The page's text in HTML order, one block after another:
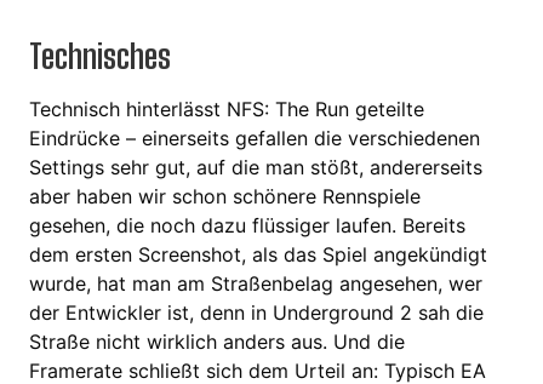
Technisches
Technisch hinterlässt NFS: The Run geteilte
Eindrücke – einerseits gefallen die verschiedenen
Settings sehr gut, auf die man stößt, andererseits
aber haben wir schon schönere Rennspiele
gesehen, die noch dazu flüssiger laufen. Bereits
dem ersten Screenshot, als das Spiel angekündigt
wurde, hat man am Straßenbelag angesehen, wer
der Entwickler ist, denn in Underground 2 sah die
Straße nicht wirklich anders aus. Und die
Framerate schließt sich dem Urteil an: Typisch EA